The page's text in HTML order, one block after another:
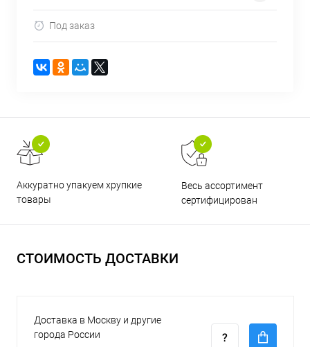
Под заказ
Аккуратно упакуем хрупкие
товары
Весь ассортимент
сертифицирован
СТОИМОСТЬ ДОСТАВКИ
Доставка в Москву и другие
города России